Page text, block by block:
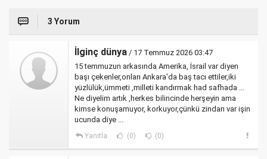
3 Yorum
İlginç dünya / 17 Temmuz 2026 03:47
15 temmuzun arkasında Amerika, İsrail var diyen
başı çekenler,onları Ankara'da baş tacı ettiler,iki
yüzlülük,ümmeti ,milleti kandırmak had safhada ...
Ne diyelim artık ,herkes bilincinde herşeyin ama
kimse konuşamuyor, korkuyor,çünkü zindan var işin
ucunda diye ...
Yanıtla (0) (0)